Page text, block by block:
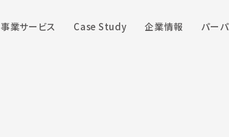
事業サービス Case Study 企業情報 パー